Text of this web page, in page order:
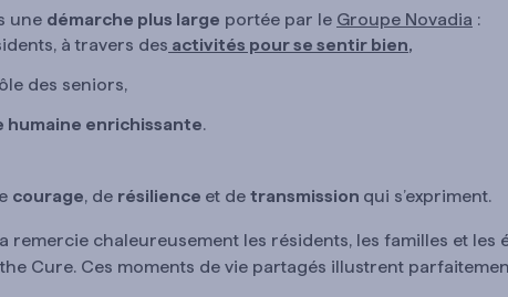
une démarche plus large portée par le Groupe Novadia :
à travers des activités pour se sentir bien,
des seniors,
humaine enrichissante.
courage, de résilience et de transmission qui s’expriment.
remercie chaleureusement les résidents, les familles et les
Cure. Ces moments de vie partagés illustrent